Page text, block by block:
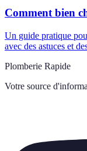
Comment bien
Un guide pratique
avec des astuces et
Plomberie Rapide
Votre source